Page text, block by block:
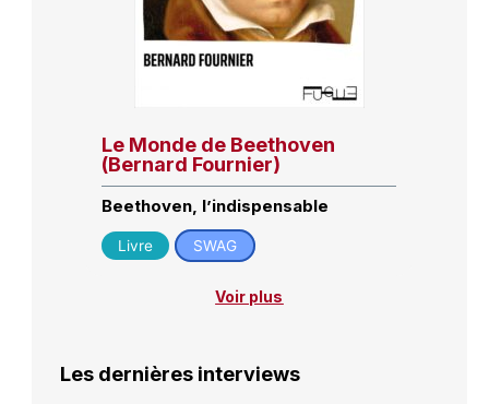
Le Monde de Beethoven
(Bernard Fournier)
Beethoven, l’indispensable
Livre SWAG
Voir plus
Les dernières interviews